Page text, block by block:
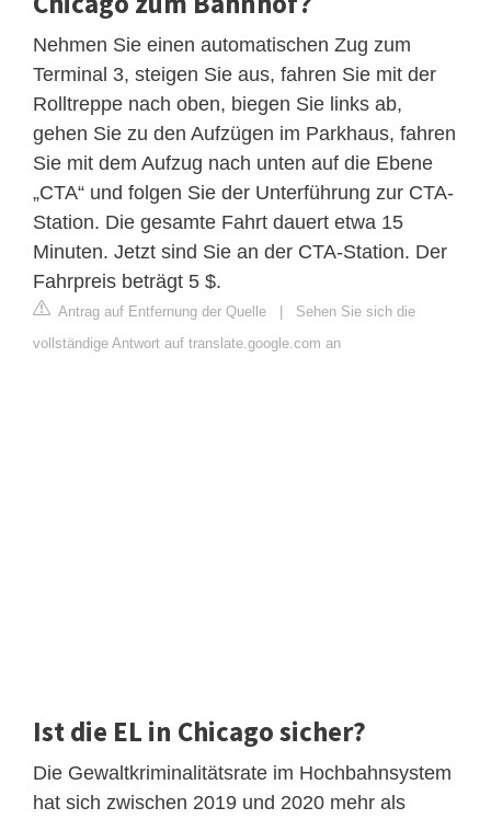
Nehmen Sie einen automatischen Zug zum
Terminal 3, steigen Sie aus, fahren Sie mit der
Rolltreppe nach oben, biegen Sie links ab,
gehen Sie zu den Aufzügen im Parkhaus, fahren
Sie mit dem Aufzug nach unten auf die Ebene
„CTA“ und folgen Sie der Unterführung zur CTA-
Station. Die gesamte Fahrt dauert etwa 15
Minuten. Jetzt sind Sie an der CTA-Station. Der
Fahrpreis beträgt 5 $.
Antrag auf Entfernung der Quelle | Sehen Sie sich die
vollständige Antwort auf translate.google.com an
Ist die EL in Chicago sicher?
Die Gewaltkriminalitätsrate im Hochbahnsystem
hat sich zwischen 2019 und 2020 mehr als